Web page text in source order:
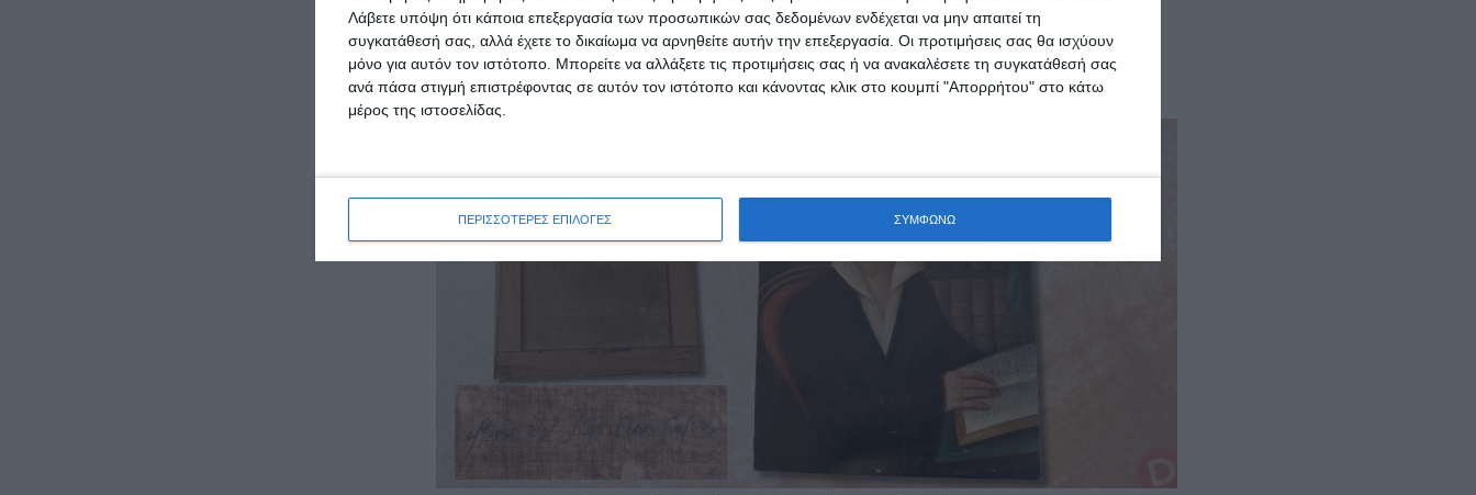
Λάβετε υπόψη ότι κάποια επεξεργασία των προσωπικών σας δεδομένων ενδέχεται να μην απαιτεί τη
συγκατάθεσή σας, αλλά έχετε το δικαίωμα να αρνηθείτε αυτήν την επεξεργασία. Οι προτιμήσεις σας θα ισχύουν
μόνο για αυτόν τον ιστότοπο. Μπορείτε να αλλάξετε τις προτιμήσεις σας ή να ανακαλέσετε τη συγκατάθεσή σας
ανά πάσα στιγμή επιστρέφοντας σε αυτόν τον ιστότοπο και κάνοντας κλικ στο κουμπί "Απορρήτου" στο κάτω
μέρος της ιστοσελίδας.
ΠΕΡΙΣΣΟΤΕΡΕΣ ΕΠΙΛΟΓΕΣ ΣΥΜΦΩΝΩ
μάτια, η μεγάλη μύτη, το ωοειδές πρόσωπο, το στρογγυλό πιγούνι, οι μακριές
φαβορίτες, τα ίχνη μουστακιού και υπογένειου και η λευκή χροιά του προσώπου
(πρβλ. τη φωτογραφία του πίνακα που επίσης δίδεται εδώ).